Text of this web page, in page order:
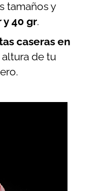
tamaños y
y 40 gr.
caseras en
de tu